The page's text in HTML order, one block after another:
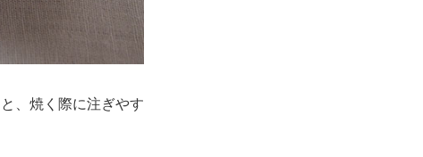
、焼く際に注ぎやす